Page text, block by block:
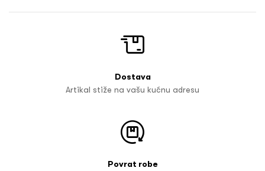
Dostava
Artikal stiže na vašu kućnu adresu
Povrat robe